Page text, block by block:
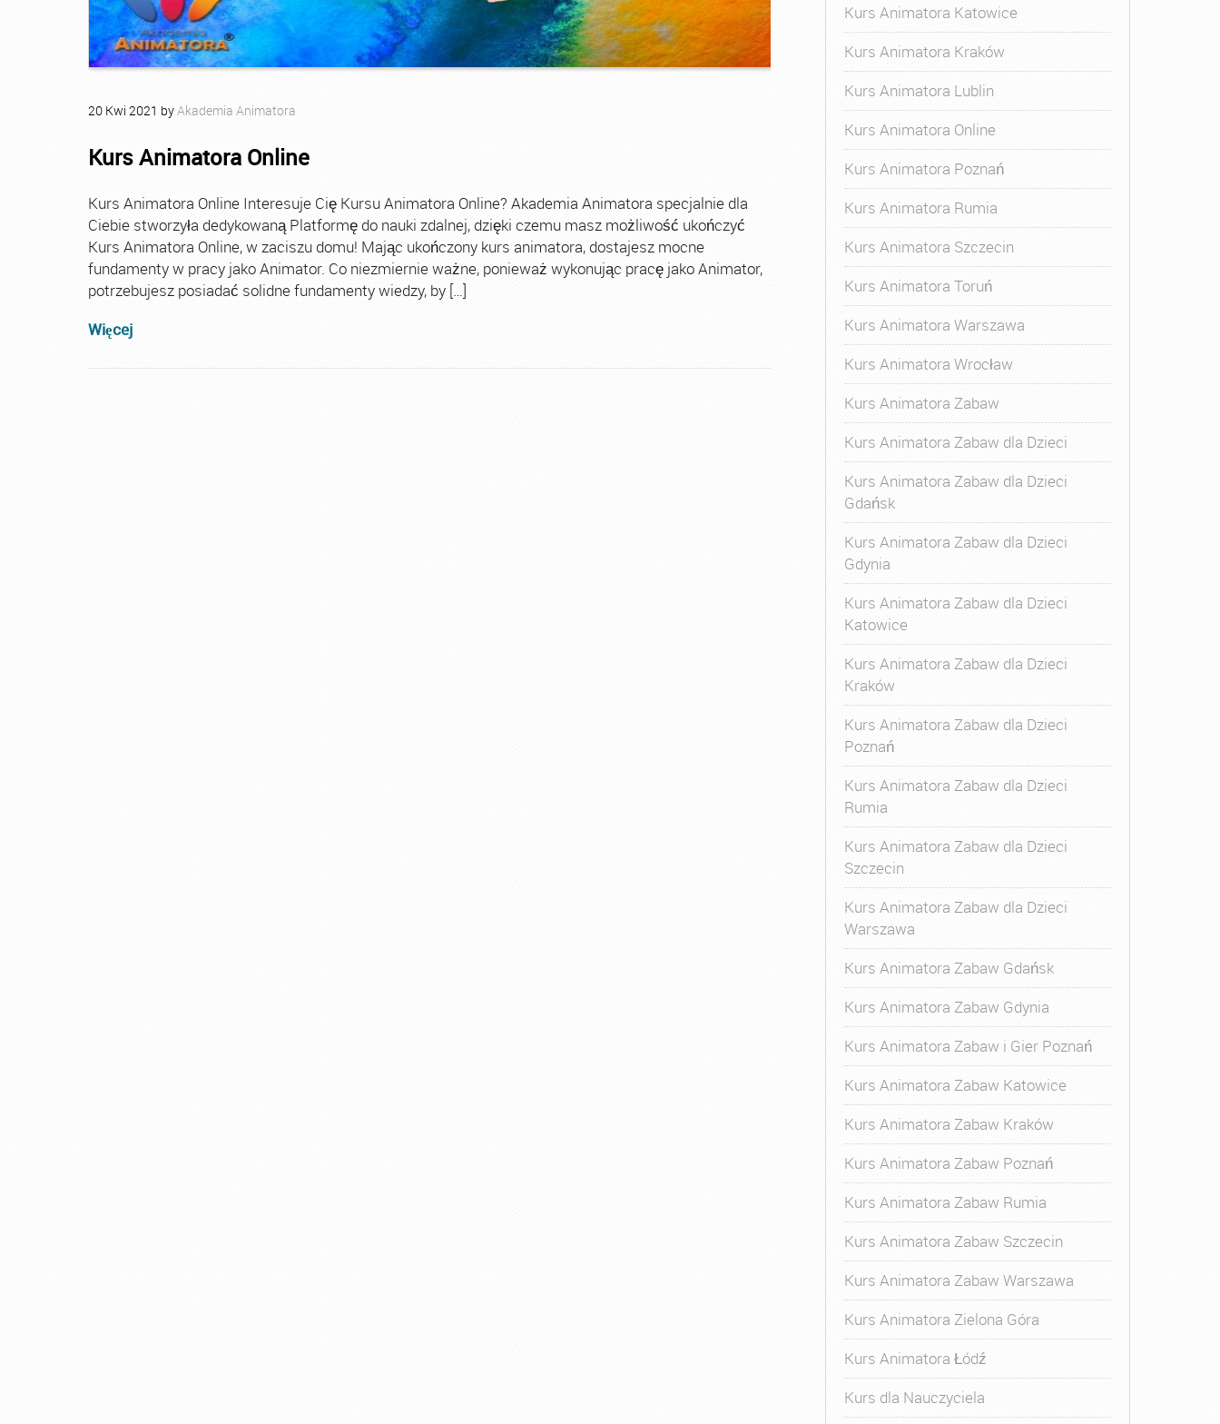
20 Kwi 2021 byAkademia Animatora
Kurs Animatora Online
Kurs Animatora Online Interesuje Cię Kursu Animatora Online? Akademia Animatora specjalnie dla
Ciebie stworzyła dedykowaną Platformę do nauki zdalnej, dzięki czemu masz możliwość ukończyć
Kurs Animatora Online, w zaciszu domu! Mając ukończony kurs animatora, dostajesz mocne
fundamenty w pracy jako Animator. Co niezmiernie ważne, ponieważ wykonując pracę jako Animator,
potrzebujesz posiadać solidne fundamenty wiedzy, by […]
Więcej
Kurs Animatora Katowice
Kurs Animatora Kraków
Kurs Animatora Lublin
Kurs Animatora Online
Kurs Animatora Poznań
Kurs Animatora Rumia
Kurs Animatora Szczecin
Kurs Animatora Toruń
Kurs Animatora Warszawa
Kurs Animatora Wrocław
Kurs Animatora Zabaw
Kurs Animatora Zabaw dla Dzieci
Kurs Animatora Zabaw dla Dzieci
Gdańsk
Kurs Animatora Zabaw dla Dzieci
Gdynia
Kurs Animatora Zabaw dla Dzieci
Katowice
Kurs Animatora Zabaw dla Dzieci
Kraków
Kurs Animatora Zabaw dla Dzieci
Poznań
Kurs Animatora Zabaw dla Dzieci
Rumia
Kurs Animatora Zabaw dla Dzieci
Szczecin
Kurs Animatora Zabaw dla Dzieci
Warszawa
Kurs Animatora Zabaw Gdańsk
Kurs Animatora Zabaw Gdynia
Kurs Animatora Zabaw i Gier Poznań
Kurs Animatora Zabaw Katowice
Kurs Animatora Zabaw Kraków
Kurs Animatora Zabaw Poznań
Kurs Animatora Zabaw Rumia
Kurs Animatora Zabaw Szczecin
Kurs Animatora Zabaw Warszawa
Kurs Animatora Zielona Góra
Kurs Animatora Łódź
Kurs dla Nauczyciela